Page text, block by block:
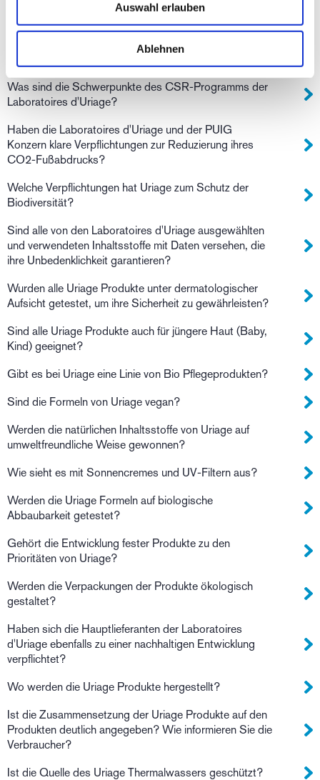
Auswahl erlauben
Ablehnen
Sie haben eine Frage oder benötigen Hilfe?
Seit wann engagieren sich die Laboratoires Uriage für
Was sind die Schwerpunkte des CSR-Programms der
Laboratoires d'Uriage?
Haben die Laboratoires d'Uriage und der PUIG
Konzern klare Verpflichtungen zur Reduzierung ihres
CO2-Fußabdrucks?
Welche Verpflichtungen hat Uriage zum Schutz der
Biodiversität?
Sind alle von den Laboratoires d'Uriage ausgewählten
und verwendeten Inhaltsstoffe mit Daten versehen, die
ihre Unbedenklichkeit garantieren?
Wurden alle Uriage Produkte unter dermatologischer
Aufsicht getestet, um ihre Sicherheit zu gewährleisten?
Sind alle Uriage Produkte auch für jüngere Haut (Baby,
Kind) geeignet?
Gibt es bei Uriage eine Linie von Bio Pflegeprodukten?
Sind die Formeln von Uriage vegan?
Werden die natürlichen Inhaltsstoffe von Uriage auf
umweltfreundliche Weise gewonnen?
Wie sieht es mit Sonnencremes und UV-Filtern aus?
Werden die Uriage Formeln auf biologische
Abbaubarkeit getestet?
Gehört die Entwicklung fester Produkte zu den
Prioritäten von Uriage?
Werden die Verpackungen der Produkte ökologisch
gestaltet?
Haben sich die Hauptlieferanten der Laboratoires
d'Uriage ebenfalls zu einer nachhaltigen Entwicklung
verpflichtet?
Wo werden die Uriage Produkte hergestellt?
Ist die Zusammensetzung der Uriage Produkte auf den
Produkten deutlich angegeben? Wie informieren Sie die
Verbraucher?
Ist die Quelle des Uriage Thermalwassers geschützt?